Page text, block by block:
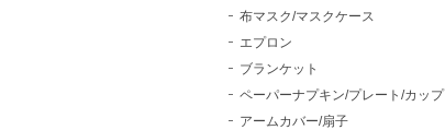
布マスク/マスクケース
エプロン
ブランケット
ペーパーナプキン/プレート/カップ
アームカバー/扇子